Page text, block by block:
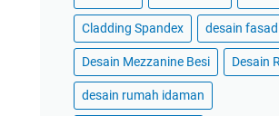
Cladding Spandex desain
Desain Mezzanine Besi Desain
desain rumah idaman